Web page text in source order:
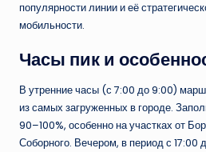
популярности линии и её
мобильности.
Часы пик и
В утренние часы (с 7:00 до 9:00)
из самых загруженных в городе.
90–100%, особенно на участках от
Соборного. Вечером, в период с 17:00